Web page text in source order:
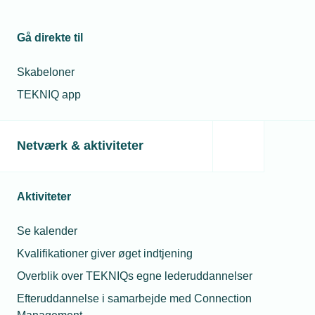
Gå direkte til
Skabeloner
TEKNIQ app
Netværk & aktiviteter
Aktiviteter
Se kalender
Kvalifikationer giver øget indtjening
Overblik over TEKNIQs egne lederuddannelser
Efteruddannelse i samarbejde med Connection
5) Synlige fordele og kontante
(el-, vvs- og TEKNIQ Garanti-mærkerne) i
Rabatter på forsikringer mv.
FAQ